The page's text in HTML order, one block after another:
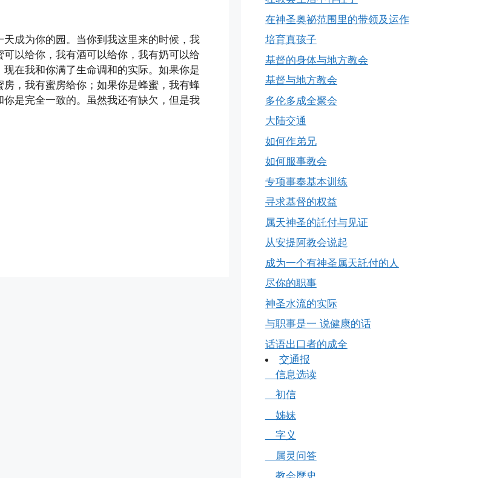
成为你的园。当你到我这里来的时候，我
以给你，我有酒可以给你，我有奶可以给
在我和你满了生命调和的实际。如果你是
，我有蜜房给你；如果你是蜂蜜，我有蜂
是完全一致的。虽然我还有缺欠，但是我
在神圣奥祕范围里的带领及运作
培育真孩子
基督的身体与地方教会
基督与地方教会
多伦多成全聚会
大陆交通
如何作弟兄
如何服事教会
专项事奉基本训练
寻求基督的权益
属天神圣的託付与见证
从安提阿教会说起
成为一个有神圣属天託付的人
尽你的职事
神圣水流的实际
与职事是一 说健康的话
话语出口者的成全
交通报
信息选读
初信
姊妹
字义
属灵问答
教会歷史